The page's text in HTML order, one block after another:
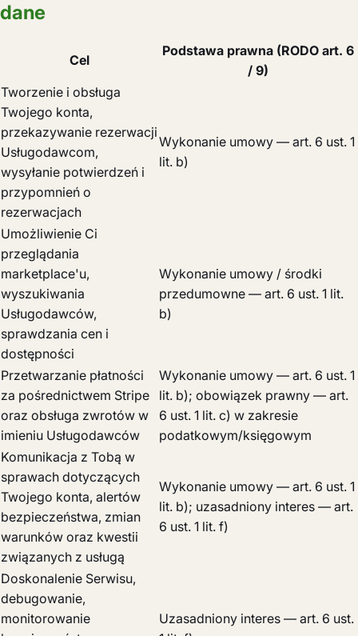
dane
Cel
Podstawa prawna (RODO art. 6
/ 9)
Tworzenie i obsługa
Twojego konta,
przekazywanie rezerwacji
Usługodawcom,
wysyłanie potwierdzeń i
przypomnień o
rezerwacjach
Wykonanie umowy — art. 6 ust. 1
lit. b)
Umożliwienie Ci
przeglądania
marketplace'u,
wyszukiwania
Usługodawców,
sprawdzania cen i
dostępności
Wykonanie umowy / środki
przedumowne — art. 6 ust. 1 lit.
b)
Przetwarzanie płatności
za pośrednictwem Stripe
oraz obsługa zwrotów w
imieniu Usługodawców
Wykonanie umowy — art. 6 ust. 1
lit. b); obowiązek prawny — art.
6 ust. 1 lit. c) w zakresie
podatkowym/księgowym
Komunikacja z Tobą w
sprawach dotyczących
Twojego konta, alertów
bezpieczeństwa, zmian
warunków oraz kwestii
związanych z usługą
Wykonanie umowy — art. 6 ust. 1
lit. b); uzasadniony interes — art.
6 ust. 1 lit. f)
Doskonalenie Serwisu,
debugowanie,
monitorowanie
Uzasadniony interes — art. 6 ust.